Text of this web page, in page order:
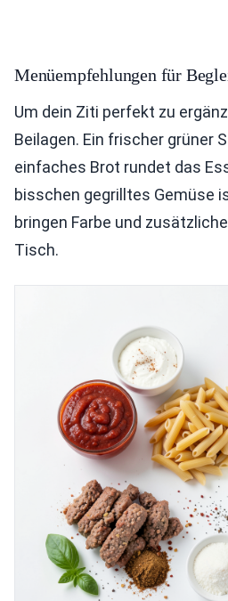
Menüempfehlungen für
Um dein Ziti perfekt zu
Beilagen. Ein frischer grüner
einfaches Brot rundet das
bisschen gegrilltes Gemüse
bringen Farbe und
Tisch.